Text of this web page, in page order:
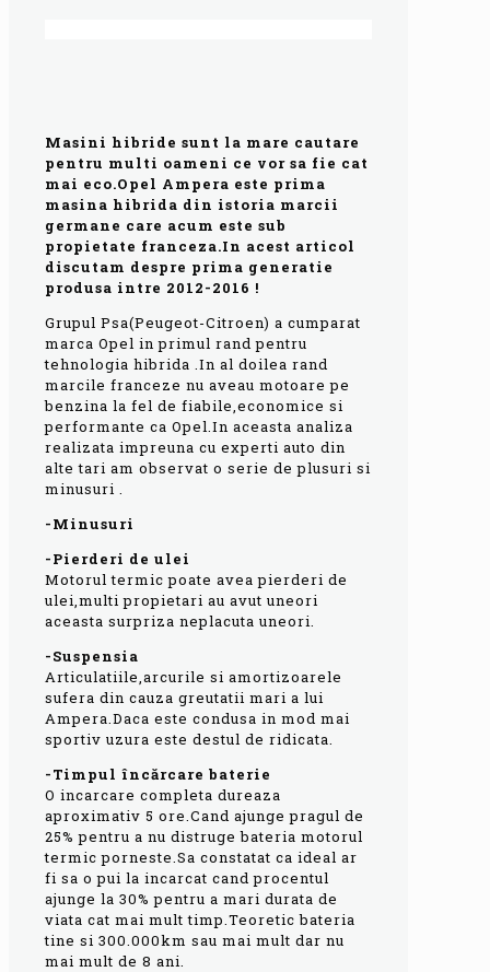
Masini hibride sunt la mare cautare
pentru multi oameni ce vor sa fie cat
mai eco.Opel Ampera este prima
masina hibrida din istoria marcii
germane care acum este sub
propietate franceza.In acest articol
discutam despre prima generatie
produsa intre 2012-2016 !
Grupul Psa(Peugeot-Citroen) a cumparat
marca Opel in primul rand pentru
tehnologia hibrida .In al doilea rand
marcile franceze nu aveau motoare pe
benzina la fel de fiabile,economice si
performante ca Opel.In aceasta analiza
realizata impreuna cu experti auto din
alte tari am observat o serie de plusuri si
minusuri .
-Minusuri
-Pierderi de ulei
Motorul termic poate avea pierderi de
ulei,multi propietari au avut uneori
aceasta surpriza neplacuta uneori.
-Suspensia
Articulatiile,arcurile si amortizoarele
sufera din cauza greutatii mari a lui
Ampera.Daca este condusa in mod mai
sportiv uzura este destul de ridicata.
-Timpul încărcare baterie
O incarcare completa dureaza
aproximativ 5 ore.Cand ajunge pragul de
25% pentru a nu distruge bateria motorul
termic porneste.Sa constatat ca ideal ar
fi sa o pui la incarcat cand procentul
ajunge la 30% pentru a mari durata de
viata cat mai mult timp.Teoretic bateria
tine si 300.000km sau mai mult dar nu
mai mult de 8 ani.